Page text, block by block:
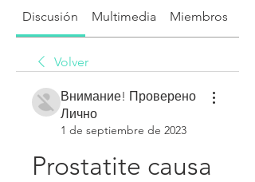
Discusión Multimedia Miembros
Volver
Внимание! Проверено
Лично
1 de septiembre de 2023
Prostatite causa